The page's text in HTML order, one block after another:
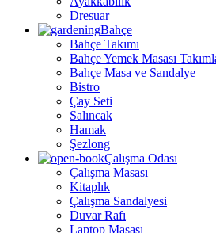
Dresuar
Bahçe
Bahçe Takımı
Bahçe Yemek Masası
Bahçe Masa ve Sandalye
Bistro
Çay Seti
Salıncak
Hamak
Şezlong
Çalışma Odası
Çalışma Masası
Kitaplık
Çalışma Sandalyesi
Duvar Rafı
Laptop Masası